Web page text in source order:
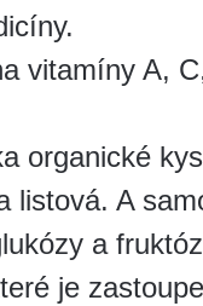
vitamíny A,
organické
listová. A
a
je